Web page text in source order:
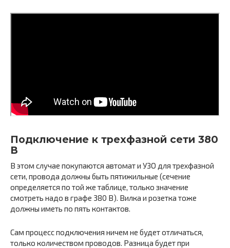
Подключение к трехфазной сети 380
В
В этом случае покупаются автомат и УЗО для трехфазной
сети, провода должны быть пятижильные (сечение
определяется по той же таблице, только значение
смотреть надо в графе 380 В). Вилка и розетка тоже
должны иметь по пять контактов.
Сам процесс подключения ничем не будет отличаться,
только количеством проводов. Разница будет при